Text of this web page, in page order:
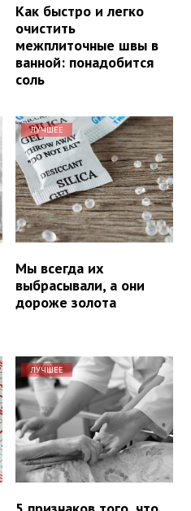
Как быстро и легко
очистить
межплиточные швы в
ванной: понадобится
соль
ЛУЧШЕЕ
Мы всегда их
выбрасывали, а они
дороже золота
ЛУЧШЕЕ